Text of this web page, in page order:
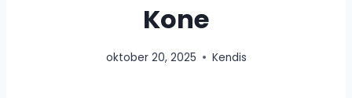
Kone
oktober 20, 2025 Kendis